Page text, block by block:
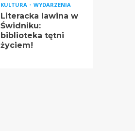
KULTURA WYDARZENIA
Literacka lawina w
Świdniku:
biblioteka tętni
życiem!